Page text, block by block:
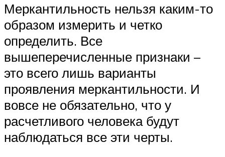
Меркантильность нельзя каким-то
образом измерить и четко
определить. Все
вышеперечисленные признаки –
это всего лишь варианты
проявления меркантильности. И
вовсе не обязательно, что у
расчетливого человека будут
наблюдаться все эти черты.